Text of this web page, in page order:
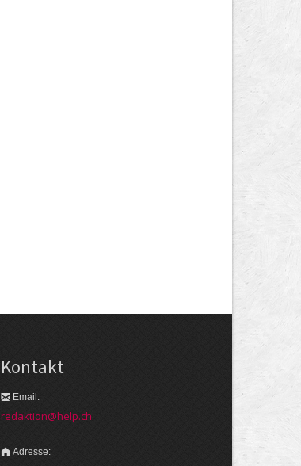
Kontakt
Email:
redaktion@help.ch
Adresse: